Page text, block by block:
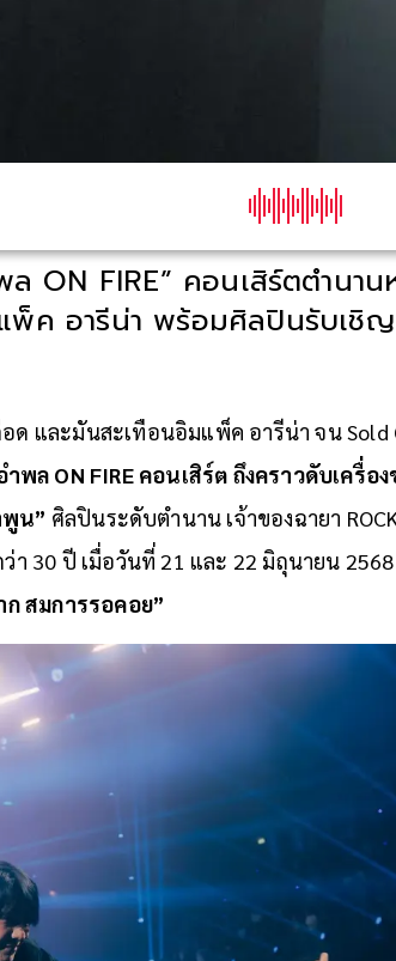
ON FIRE” คอนเสิร์ตตำนา
ค อารีน่า พร้อมศิลปินรับเชิญ
และมันสะเทือนอิมแพ็ค อารีน่า จน Sold
ล ON FIRE คอนเสิร์ต ถึงคราวดับเครื่อ
น” ศิลปินระดับตำนาน เจ้าของฉายา
30 ปี เมื่อวันที่ 21 และ 22 มิถุนายน
สมการรอคอย”